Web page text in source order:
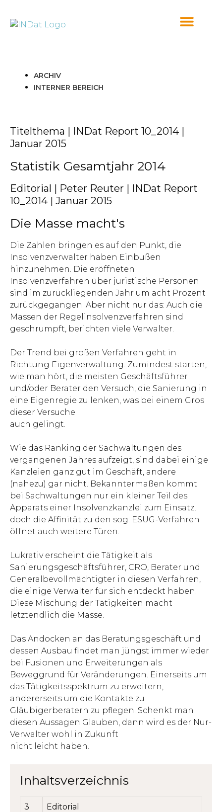
ARCHIV
INTERNER BEREICH
Titelthema | INDat Report 10_2014 |
Januar 2015
Statistik Gesamtjahr 2014
Editorial | Peter Reuter | INDat Report
10_2014 | Januar 2015
Die Masse macht's
Die Zahlen bringen es auf den Punkt, die
Insolvenzverwalter haben Einbußen
hinzunehmen. Die eröffneten
Insolvenzverfahren über juristische Personen
sind im zurückliegenden Jahr um acht Prozent
zurückgegangen. Aber nicht nur das: Auch die
Massen der Regelinsolvenzverfahren sind
geschrumpft, berichten viele Verwalter.
Der Trend bei großen Verfahren geht in
Richtung Eigenverwaltung. Zumindest starten,
wie man hört, die meisten Geschäftsführer
und/oder Berater den Versuch, die Sanierung in
eine Eigenregie zu lenken, was bei einem Gros
dieser Versuche
auch gelingt.
Wie das Ranking der Sachwaltungen des
vergangenen Jahres aufzeigt, sind dabei einige
Kanzleien ganz gut im Geschäft, andere
(nahezu) gar nicht. Bekanntermaßen kommt
bei Sachwaltungen nur ein kleiner Teil des
Apparats einer Insolvenzkanzlei zum Einsatz,
doch die Affinität zu den sog. ESUG-Verfahren
öffnet auch weitere Türen.
Lukrativ erscheint die Tätigkeit als
Sanierungsgeschäftsführer, CRO, Berater und
Generalbevollmächtigter in diesen Verfahren,
die einige Verwalter für sich entdeckt haben.
Diese Mischung der Tätigkeiten macht
letztendlich die Masse.
Das Andocken an das Beratungsgeschäft und
dessen Ausbau findet man jüngst immer wieder
bei Fusionen und Erweiterungen als
Beweggrund für Veränderungen. Einerseits um
das Tätigkeitsspektrum zu erweitern,
andererseits um die Kontakte zu
Gläubigerberatern zu pflegen. Schenkt man
diesen Aussagen Glauben, dann wird es der Nur-
Verwalter wohl in Zukunft
nicht leicht haben.
Inhaltsverzeichnis
3 Editorial